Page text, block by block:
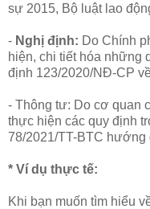
sự 2015, Bộ luật lao
- Nghị định: Do Chính
hiện, chi tiết hóa những
định 123/2020/NĐ-CP
- Thông tư: Do cơ quan
thực hiện các quy định
78/2021/TT-BTC
* Ví dụ thực tế:
Khi bạn muốn tìm hiểu